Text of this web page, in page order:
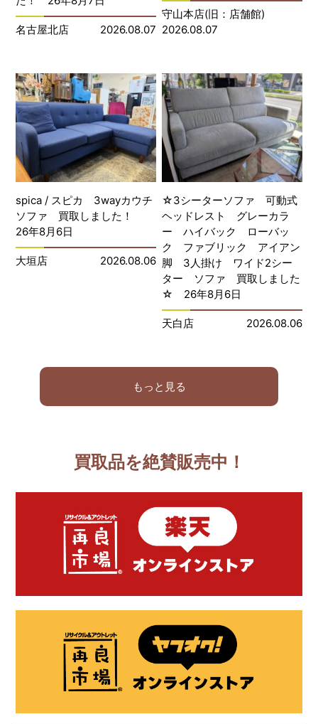
名古屋北店 2026.08.07
守山本店(旧：店舗館)
2026.08.07
spica / スピカ 3wayカウチ
ソファ 買取しました！
26年8月6日
大垣店 2026.08.06
☆3シーターソファ 可動式
ヘッドレスト グレーカラ
ー ハイバック ローバッ
ク ファブリック アイアン
脚 3人掛け ワイド2シー
ター ソファ 買取しました
☆ 26年8月6日
天白店 2026.08.06
もっと見る
買取品を絶賛販売中！